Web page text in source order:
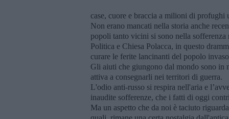
case, cuore e braccia a milioni di profughi
Non erano mancati nella storia anche
popoli tanto vicini si sono nella
Politica e Chiesa Polacca, in questo
curare le ferite lancinanti del popolo
Gli aiuti che giungono dal mondo sono in
attiva a consegnarli nei territori di guerra.
L'odio anti-russo si respira nell'aria e
inaudite sofferenze, che i fatti di oggi
Ma un aspetto che da noi è taciuto